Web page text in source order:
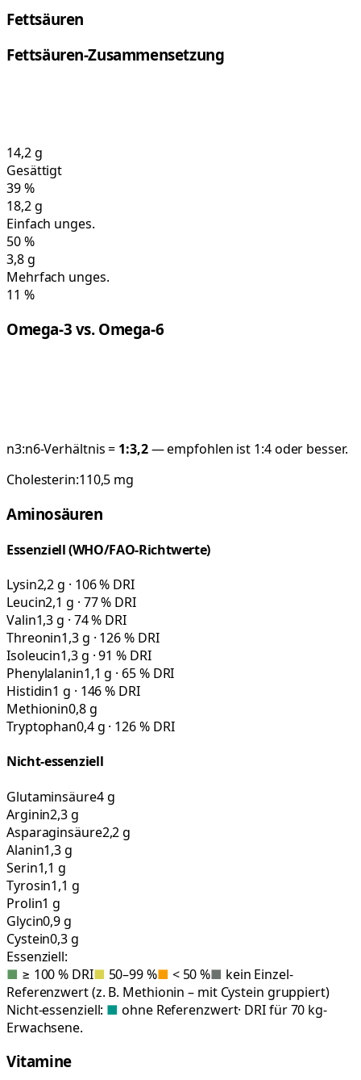
Fettsäuren
Fettsäuren-Zusammensetzung
14,2g
Gesättigt
39%
18,2g
Einfach unges.
50%
3,8g
Mehrfach unges.
11 %
Omega-3 vs. Omega-6
n3:n6-Verhältnis = 1:3,2— empfohlen ist 1:4 oder besser.
Cholesterin:110,5 mg
Aminosäuren
Essenziell (WHO/FAO-Richtwerte)
Lysin2,2 g · 106 % DRI
Leucin2,1 g · 77 % DRI
Valin1,3 g · 74 % DRI
Threonin1,3 g · 126 % DRI
Isoleucin1,3 g · 91 % DRI
Phenylalanin1,1 g · 65 % DRI
Histidin1 g · 146 % DRI
Methionin0,8 g
Tryptophan0,4 g · 126 % DRI
Nicht-essenziell
Glutaminsäure4 g
Arginin2,3 g
Asparaginsäure2,2 g
Alanin1,3 g
Serin1,1 g
Tyrosin1,1 g
Prolin1 g
Glycin0,9 g
Cystein0,3 g
Essenziell:
■ ≥ 100 % DRI■ 50–99 %■ < 50 %■ kein Einzel-
Referenzwert (z. B. Methionin – mit Cystein gruppiert)
Nicht-essenziell: ■ ohne Referenzwert· DRI für 70 kg-
Erwachsene.
Vitamine